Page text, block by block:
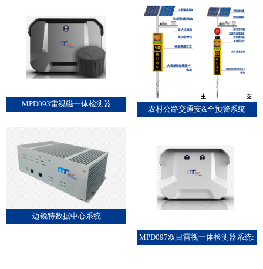
MPD093雷视磁一体检测器
农村公路交通安&全预警系统
迈锐特数据中心系统
MPD097双目雷视一体检测器系统: